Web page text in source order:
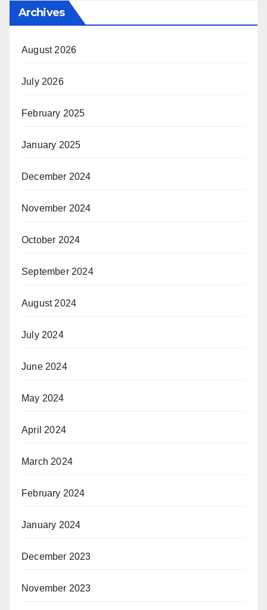
Archives
August 2026
July 2026
February 2025
January 2025
December 2024
November 2024
October 2024
September 2024
August 2024
July 2024
June 2024
May 2024
April 2024
March 2024
February 2024
January 2024
December 2023
November 2023